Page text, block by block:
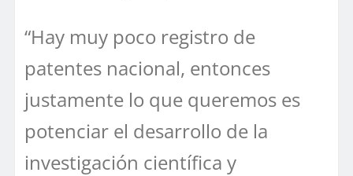
“Hay muy poco registro de
patentes nacional, entonces
justamente lo que queremos es
potenciar el desarrollo de la
investigación científica y